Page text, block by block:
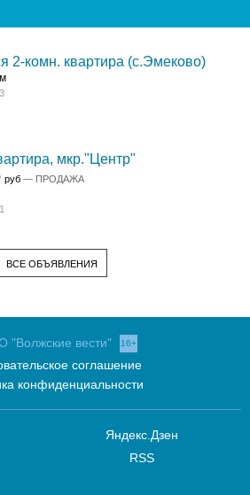
2-комн. квартира (с.Эмеково)
мкр."Центр"
руб — ПРОДАЖА
ВСЕ ОБЪЯВЛЕНИЯ
"Волжские вести" 16+
соглашение
конфиденциальности
Яндекс.Дзен
RSS